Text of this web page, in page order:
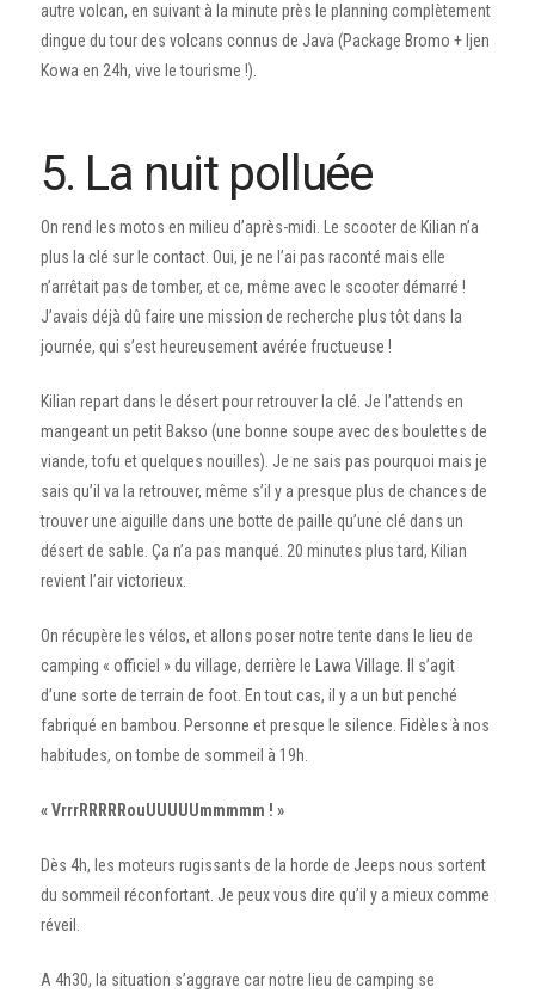
autre volcan, en suivant à la minute près le planning complètement
dingue du tour des volcans connus de Java (Package Bromo + Ijen
Kowa en 24h, vive le tourisme !).
5. La nuit polluée
On rend les motos en milieu d’après-midi. Le scooter de Kilian n’a
plus la clé sur le contact. Oui, je ne l’ai pas raconté mais elle
n’arrêtait pas de tomber, et ce, même avec le scooter démarré !
J’avais déjà dû faire une mission de recherche plus tôt dans la
journée, qui s’est heureusement avérée fructueuse !
Kilian repart dans le désert pour retrouver la clé. Je l’attends en
mangeant un petit Bakso (une bonne soupe avec des boulettes de
viande, tofu et quelques nouilles). Je ne sais pas pourquoi mais je
sais qu’il va la retrouver, même s’il y a presque plus de chances de
trouver une aiguille dans une botte de paille qu’une clé dans un
désert de sable. Ça n’a pas manqué. 20 minutes plus tard, Kilian
revient l’air victorieux.
On récupère les vélos, et allons poser notre tente dans le lieu de
camping « officiel » du village, derrière le Lawa Village. Il s’agit
d’une sorte de terrain de foot. En tout cas, il y a un but penché
fabriqué en bambou. Personne et presque le silence. Fidèles à nos
habitudes, on tombe de sommeil à 19h.
« VrrrRRRRRouUUUUUmmmmm ! »
Dès 4h, les moteurs rugissants de la horde de Jeeps nous sortent
du sommeil réconfortant. Je peux vous dire qu’il y a mieux comme
réveil.
A 4h30, la situation s’aggrave car notre lieu de camping se